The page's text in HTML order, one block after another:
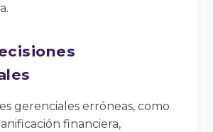
gerenciales erróneas, como
financiera,